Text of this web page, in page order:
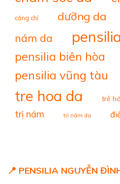
căng chỉ dưỡng da
nám da
pensilia biên hòa
pensilia vũng tàu
tre hoa da trẻ
trị nám trị nám da
📍 PENSILIA NGUYỄN